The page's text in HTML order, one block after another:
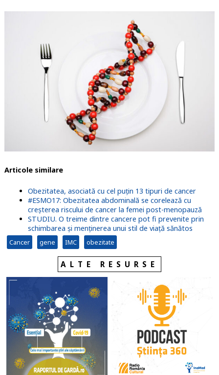
Articole similare
Obezitatea, asociată cu cel puțin 13 tipuri de cancer
#ESMO17: Obezitatea abdominală se corelează cu
creșterea riscului de cancer la femei post-menopauză
STUDIU. O treime dintre cancere pot fi prevenite prin
schimbarea și menținerea unui stil de viață sănătos
Cancer gene IMC obezitate
ALTE RESURSE